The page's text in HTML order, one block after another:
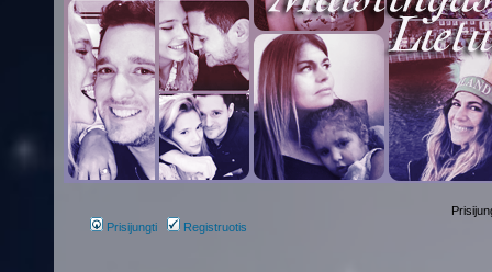
Prisijungti Registruotis